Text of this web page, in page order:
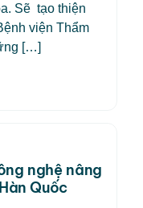
Sẽ tạo thiện
viện Thẩm
[…]
nghệ nâng
Quốc